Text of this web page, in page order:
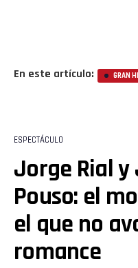
En este artículo: GRAN
ESPECTÁCULO
Jorge Rial
Pouso: el
el que no
romance